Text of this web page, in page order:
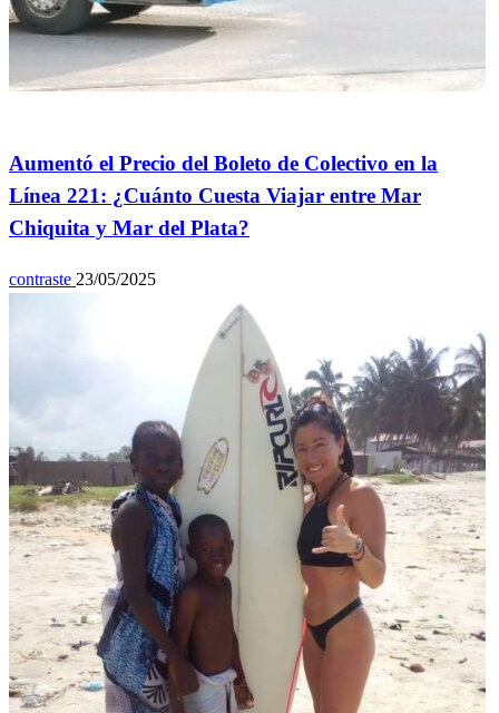
Aumentó el Precio del Boleto de Colectivo en la
Línea 221: ¿Cuánto Cuesta Viajar entre Mar
Chiquita y Mar del Plata?
contraste 23/05/2025